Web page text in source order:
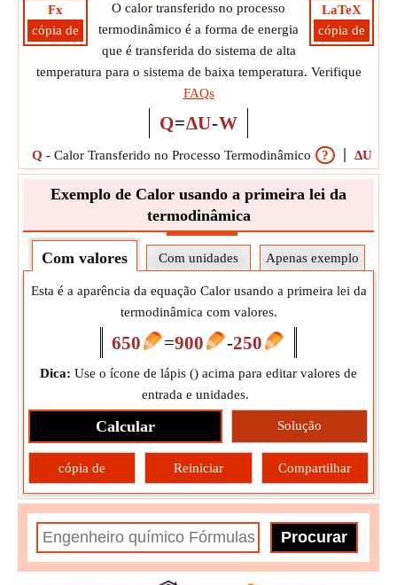
Fx
cópia de
LaTeX
cópia de
O calor transferido no processo
termodinâmico é a forma de energia
que é transferida do sistema de alta
temperatura para o sistema de baixa temperatura. Verifique
FAQs
Q=ΔU-W
Q - Calor Transferido no Processo Termodinâmico ? ΔU
Exemplo de Calor usando a primeira lei da
termodinâmica
Com valores Com unidades Apenas exemplo
Esta é a aparência da equação Calor usando a primeira lei da
termodinâmica com valores.
650 =900 -250
Dica: Use o ícone de lápis () acima para editar valores de
entrada e unidades.
Calcular Solução
cópia de Reiniciar Compartilhar